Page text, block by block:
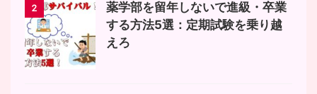
2
薬学部を留年しないで進級・卒業
する方法5選：定期試験を乗り越
えろ